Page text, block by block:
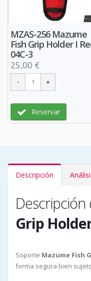
MZAS-256 Mazume
Fish Grip Holder I
04C-3
25,00 €
Reservar
Descripción
Descripción
Grip
Soporte Mazume Fish
forma segura bien